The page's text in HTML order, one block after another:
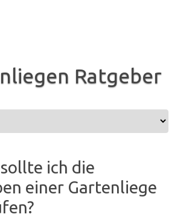
Ratgeber
ich die
einer Gartenliege